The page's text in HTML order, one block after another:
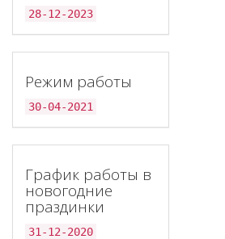
28-12-2023
Режим работы
30-04-2021
График работы в
новогодние
праздинки
31-12-2020